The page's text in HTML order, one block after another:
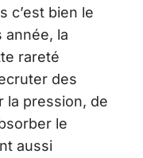
c’est bien le
année, la
rareté
des
la pression, de
le
aussi